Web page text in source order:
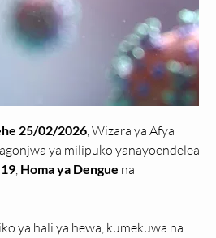
25/02/2026, Wizara ya Afya
ya milipuko yanayoendelea
, Homa ya Dengue na
ya hali ya hewa, kumekuwa na